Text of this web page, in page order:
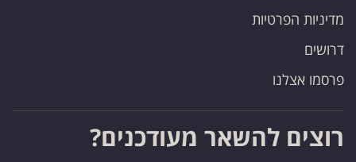
מדיניות הפרטיות
דרושים
פרסמו אצלנו
רוצים להשאר מעודכנים?